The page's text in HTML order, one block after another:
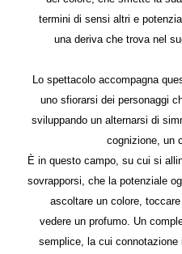
termini di sensi altri e
una deriva che trova nel
Lo spettacolo accompagna
uno sfiorarsi dei personaggi
sviluppando un alternarsi di
cognizione, un
È in questo campo, su cui si
sovrapporsi, che la potenziale
ascoltare un colore,
vedere un profumo. Un
semplice, la cui